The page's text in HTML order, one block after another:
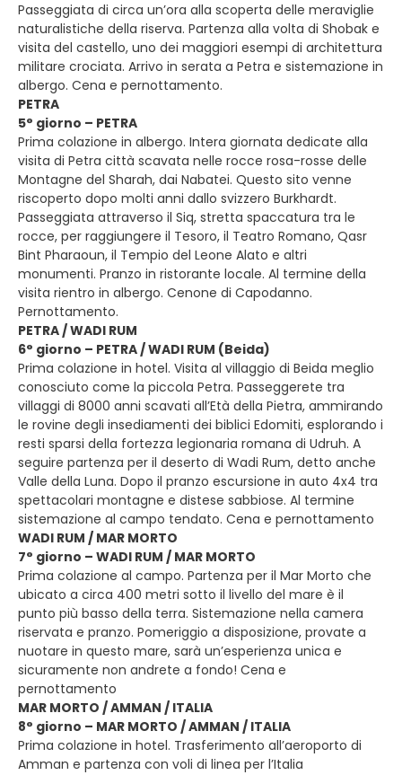
Passeggiata di circa un’ora alla scoperta delle meraviglie
naturalistiche della riserva. Partenza alla volta di Shobak e
visita del castello, uno dei maggiori esempi di architettura
militare crociata. Arrivo in serata a Petra e sistemazione in
albergo. Cena e pernottamento.
PETRA
5° giorno – PETRA
Prima colazione in albergo. Intera giornata dedicate alla
visita di Petra città scavata nelle rocce rosa-rosse delle
Montagne del Sharah, dai Nabatei. Questo sito venne
riscoperto dopo molti anni dallo svizzero Burkhardt.
Passeggiata attraverso il Siq, stretta spaccatura tra le
rocce, per raggiungere il Tesoro, il Teatro Romano, Qasr
Bint Pharaoun, il Tempio del Leone Alato e altri
monumenti. Pranzo in ristorante locale. Al termine della
visita rientro in albergo. Cenone di Capodanno.
Pernottamento.
PETRA / WADI RUM
6° giorno – PETRA / WADI RUM (Beida)
Prima colazione in hotel. Visita al villaggio di Beida meglio
conosciuto come la piccola Petra. Passeggerete tra
villaggi di 8000 anni scavati all’Età della Pietra, ammirando
le rovine degli insediamenti dei biblici Edomiti, esplorando i
resti sparsi della fortezza legionaria romana di Udruh. A
seguire partenza per il deserto di Wadi Rum, detto anche
Valle della Luna. Dopo il pranzo escursione in auto 4x4 tra
spettacolari montagne e distese sabbiose. Al termine
sistemazione al campo tendato. Cena e pernottamento
WADI RUM / MAR MORTO
7° giorno – WADI RUM / MAR MORTO
Prima colazione al campo. Partenza per il Mar Morto che
ubicato a circa 400 metri sotto il livello del mare è il
punto più basso della terra. Sistemazione nella camera
riservata e pranzo. Pomeriggio a disposizione, provate a
nuotare in questo mare, sarà un’esperienza unica e
sicuramente non andrete a fondo! Cena e
pernottamento
MAR MORTO / AMMAN / ITALIA
8° giorno – MAR MORTO / AMMAN / ITALIA
Prima colazione in hotel. Trasferimento all’aeroporto di
Amman e partenza con voli di linea per l’Italia